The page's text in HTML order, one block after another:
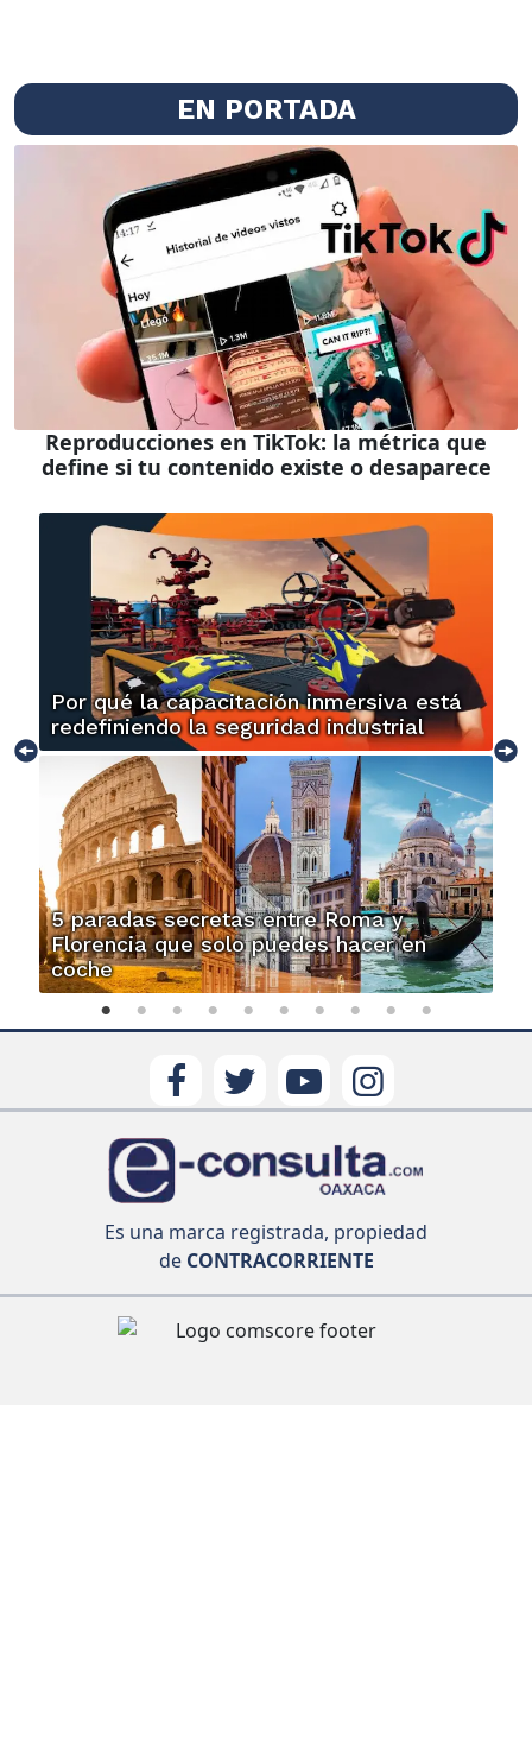
EN PORTADA
Reproducciones en TikTok: la métrica que
define si tu contenido existe o desaparece
Por qué la capacitación inmersiva está
redefiniendo la seguridad industrial
5 paradas secretas entre Roma y
Florencia que solo puedes hacer en
coche
Es una marca registrada, propiedad
deCONTRACORRIENTE